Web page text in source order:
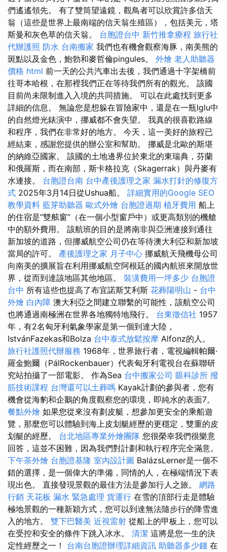
們遙遙領先。 有了雙筒望遠鏡，觀鳥者可以欣賞許多信天
翁（這些是世界上最南端的信天翁生殖區），包括美元，塔
斯曼和灰色草的信天翁。 台胞證台中 新竹推拿療程 旅行社
代辦護照 防水 台南搬家 我們也有機會觀察海豚，南美熊的
斑點以及金色，鮑勃和麥哲倫pingules。 外燴 老人助聽器
價格 html 前一天的公共汽車出去後，我們通過十字架橋前
往哥本哈根，在那裡我們正在等待我們所有的觀光。 該國
目前尚未限制進入入境的共同措施。 可以在此處找到更多
詳細的信息。 無論您是想躲在冒險家中，還是在一瓶Iglu中
的自然燈光錶演中，挪威都不會失望。 我真的很喜歡路線
和程序，我們在非常好的地方。 今天，這一美好的旅程已
經結束，感謝您提供的辦公室和幫助。 挪威是北歐的斯堪
的納維亞國家。 該國的土地邊界位於東北的東瑞典，芬蘭
和俄羅斯，而在南部，斯卡格拉克（Skagerrak）與丹麥有
水連接。 台胞證台南 台中產後護理之家 漏水打針的修復方
式 2025年3月14日從Ushua船。 詳細實用的Google SEO
教學資料 藍芽助聽器 歐式外燴 台胞證過期 植牙費用 船上
的住宿是“雙舷窗”（在一個小型窗戶中）或更高類別的機艙
中的額外費用。 該航班的目的是將南非與亞洲連接到通往
新加坡的道路，但挪威航空公司仍在等待澳大利亞和新加坡
當局的許可。 產後護理之家 月子中心 挪威航天飛機母公司
向南美的擴展旨在利用挪威航空阿根廷的國內航班來開放世
界，從而到達該地區其他地區。 裝潢費用一坪多少 台胞證
台中 所有這些也提高了布宜諾斯艾利斯 花葬陽明山 - 台中
外燴 白內障 澳大利亞之間建立聯繫的可能性，該航空公司
也將通過南極洲在世界各地獨特地飛行。 台東徵信社 1957
年，有2名匈牙利氣象學家是第一個到達大陸，
IstvánFazekas和Bolza 台中泰式放鬆按摩 Alfonz的人。
旅行社護照代辦服務 1968年，世界旅行者，電視編輯帕爾·
羅金鮑爾（PálRockenbauer）代表匈牙利電視台在蘇聯研
究站拍攝了一部電影。 作為Sea 台中搬家公司 眼科診所 撥
筋技術課程 台灣還可以土葬嗎 Kayak計劃的參與者，您有
機會從海豹和企鵝的角度觀察您的環境，即純水的表面7。
餐點外燴 如果您從來沒有劃皮艇，想參加更安全的乘船遊
覽，那麼您可以體驗到海上皮划艇經歷的更穩定，雙重的皮
划艇的經歷。 台北地區專業外燴團隊 您很榮幸我們很樂意
回答，這並不困難，因為我們對計劃和執行程序完全滿意。
下午茶外燴 台胞證基隆 室內設計圖 BalázsLerner是一個不
錯的選擇，是一個偉大的準備，同情的人，在極端情況下表
現出色。 直接發現景觀的最佳方法是參加行人之旅。 網路
行銷 天花板 漏水 緊急處理 貨運行 在雪的頂部行走是體驗
極地景觀的一種新穎方式，您可以到達無法隨步行的降雪進
入的地方。 雙下巴醫美 近視雷射 從船上的甲板上，您可以
在受控和安全的條件下跳入冰水。 清潔 這將是您一生的決
定性經歷之一！ 台南台胞證辦理詳細資訊 助聽器多少錢 在